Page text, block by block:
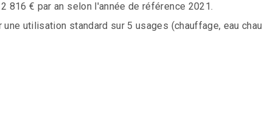
€ par an selon l'année de référence 2021.
utilisation standard sur 5 usages (chauffage, eau